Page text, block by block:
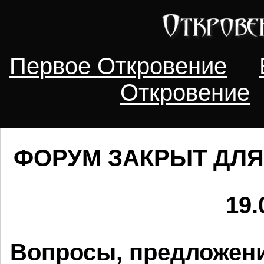
Первое Откровение
Откровение
ФОРУМ ЗАКРЫТ
Вопросы,